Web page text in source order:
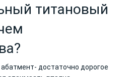
титановый
достаточно дорогое